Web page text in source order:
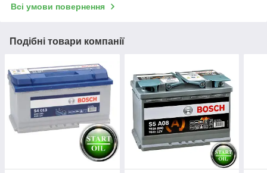
Всі умови повернення
Подібні товари компанії